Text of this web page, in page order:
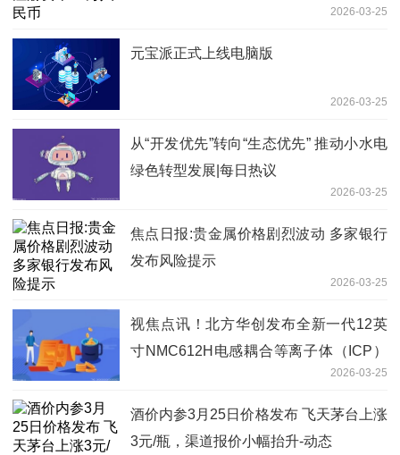
2026-03-25
元宝派正式上线电脑版
2026-03-25
从“开发优先”转向“生态优先” 推动小水电
绿色转型发展|每日热议
2026-03-25
焦点日报:贵金属价格剧烈波动 多家银行
发布风险提示
2026-03-25
视焦点讯！北方华创发布全新一代12英
寸NMC612H电感耦合等离子体（ICP）
2026-03-25
酒价内参3月25日价格发布 飞天茅台上涨
3元/瓶，渠道报价小幅抬升-动态